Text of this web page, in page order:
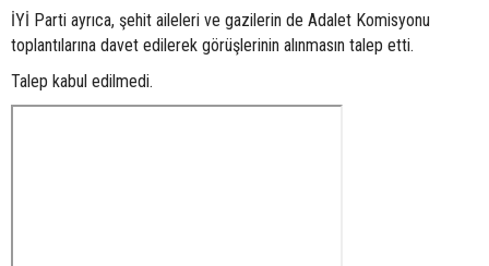
İYİ Parti ayrıca, şehit aileleri ve gazilerin de Adalet Komisyonu
toplantılarına davet edilerek görüşlerinin alınmasın talep etti.
Talep kabul edilmedi.